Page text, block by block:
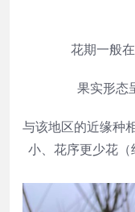
花期一般在
果实形态
与该地区的近缘种
小、花序更少花